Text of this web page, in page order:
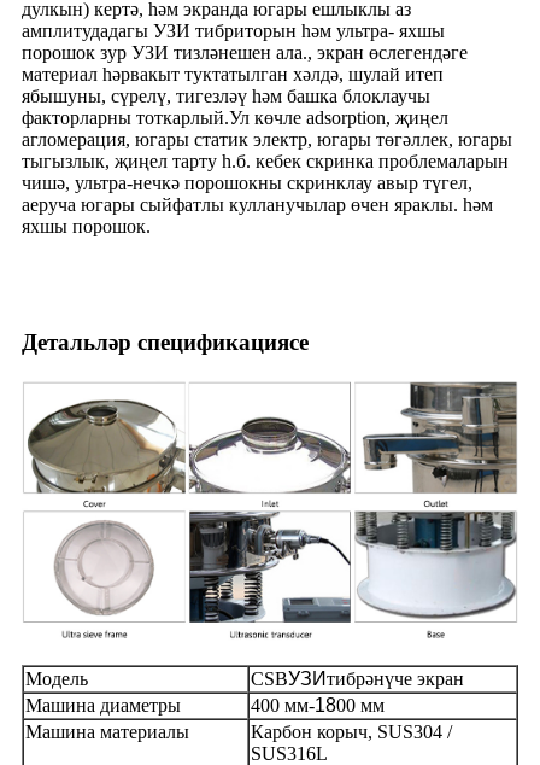
дулкын) кертә, һәм экранда югары ешлыклы аз
амплитудадагы УЗИ тибриторын һәм ультра- яхшы
порошок зур УЗИ тизләнешен ала., экран өслегендәге
материал һәрвакыт туктатылган хәлдә, шулай итеп
ябышуны, сүрелү, тигезләү һәм башка блоклаучы
факторларны тоткарлый.Ул көчле adsorption, җиңел
агломерация, югары статик электр, югары төгәллек, югары
тыгызлык, җиңел тарту һ.б. кебек скринка проблемаларын
чишә, ультра-нечкә порошокны скринклау авыр түгел,
аеруча югары сыйфатлы кулланучылар өчен яраклы. һәм
яхшы порошок.
Детальләр спецификациясе
Модель CSBУЗИтибрәнүче экран
Машина диаметры
400 мм-1800 мм
Машина материалы
Карбон корыч, SUS304 /
SUS316L